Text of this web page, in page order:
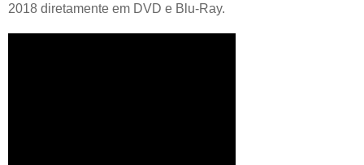
2018 diretamente em DVD e Blu-Ray.